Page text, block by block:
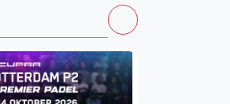
Kortingscode: PADELGIDS10